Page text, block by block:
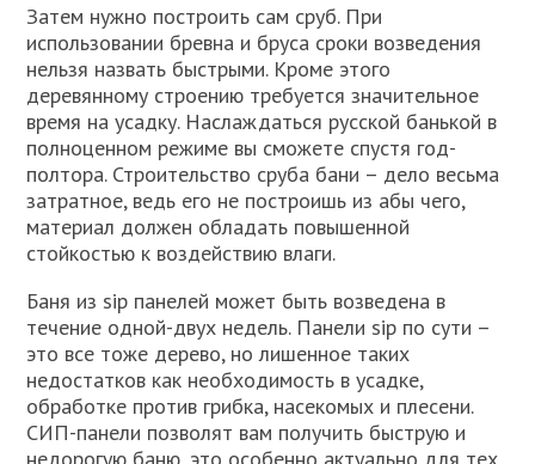
Затем нужно построить сам сруб. При
использовании бревна и бруса сроки возведения
нельзя назвать быстрыми. Кроме этого
деревянному строению требуется значительное
время на усадку. Наслаждаться русской банькой в
полноценном режиме вы сможете спустя год-
полтора. Строительство сруба бани – дело весьма
затратное, ведь его не построишь из абы чего,
материал должен обладать повышенной
стойкостью к воздействию влаги.
Баня из sip панелей может быть возведена в
течение одной-двух недель. Панели sip по сути –
это все тоже дерево, но лишенное таких
недостатков как необходимость в усадке,
обработке против грибка, насекомых и плесени.
СИП-панели позволят вам получить быструю и
недорогую баню, это особенно актуально для тех,